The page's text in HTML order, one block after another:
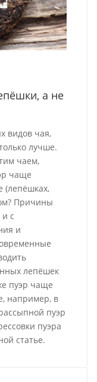
а не
видов чая,
лучше.
чаем,
чаще
(лепёшках,
Причины
и с
и
лепёшек
пуэр чаще
например, в
пуэр
пуэра
статье.